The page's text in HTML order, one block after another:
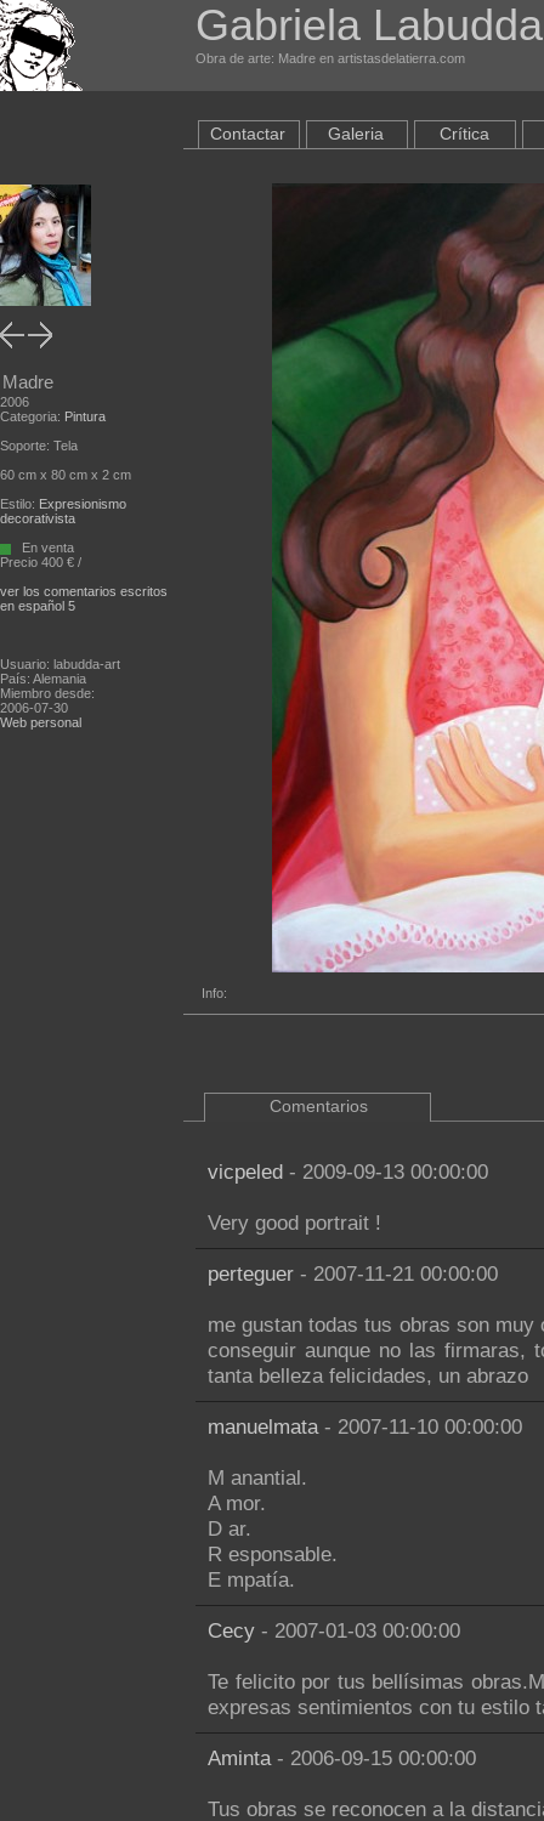
Gabriela
Obra de arte: Madre en artistasdelatierra.com
Madre
2006
Categoria: Pintura
Soporte: Tela
60 cm x 80 cm x 2 cm
Estilo: Expresionismo
decorativista
En venta
Precio 400 € /
ver los comentarios escritos
en español 5
Usuario: labudda-art
País: Alemania
Miembro desde:
2006-07-30
Web personal
Contactar Galeria Crítica
Info:
Comentarios
vicpeled - 2009-09-13 00:00:00
Very good portrait !
perteguer - 2007-11-21 00:00:00
me gustan todas tus obras son
conseguir aunque no las firmaras,
tanta belleza felicidades, un abrazo
manuelmata- 2007-11-10 00:00:00
M anantial.
A mor.
D ar.
R esponsable.
E mpatía.
Cecy - 2007-01-03 00:00:00
Te felicito por tus bellísimas
expresas sentimientos con tu estilo
Aminta- 2006-09-15 00:00:00
Tus obras se reconocen a la